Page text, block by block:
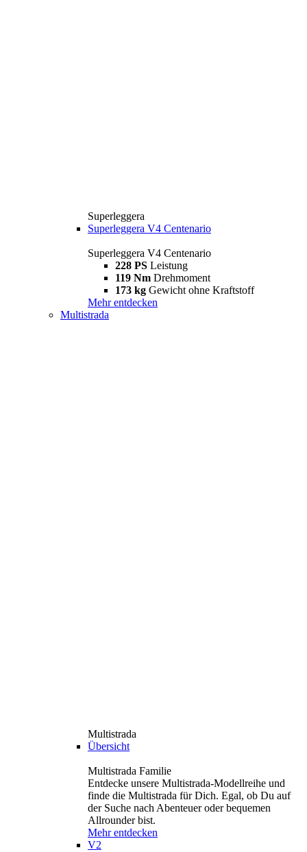
Superleggera
Superleggera V4 Centenario
Superleggera V4 Centenario
228 PS Leistung
119 Nm Drehmoment
173 kg Gewicht ohne Kraftstoff
Mehr entdecken
Multistrada
Multistrada
Übersicht
Multistrada Familie
Entdecke unsere Multistrada-Modellreihe und
finde die Multistrada für Dich. Egal, ob Du auf
der Suche nach Abenteuer oder bequemen
Allrounder bist.
Mehr entdecken
V2